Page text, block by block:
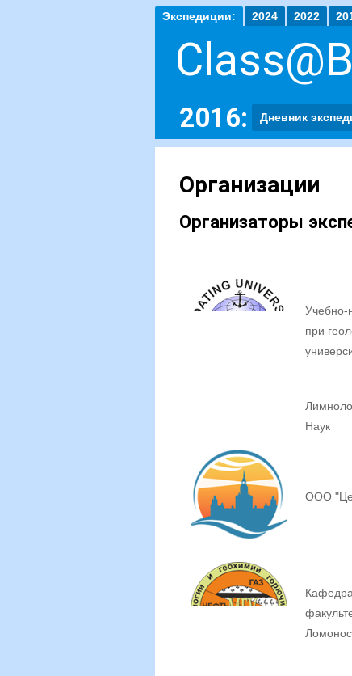
Экспедиции: 2024 2022
2016: Дневник
Организации
Организаторы
Учебно-
при
Наук
ООО